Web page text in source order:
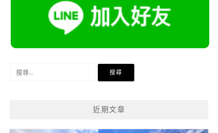
近期文章